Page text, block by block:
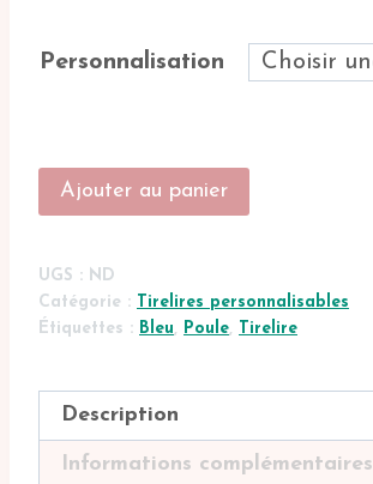
Personnalisation
quantité
poule
bleue
Ajouter au panier
UGS : ND
Catégorie : Tirelires personnalisables
Étiquettes : Bleu, Poule, Tirelire
Description
Informations complémentaires